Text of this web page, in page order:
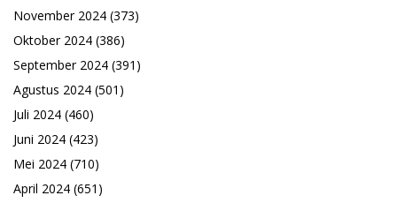
November 2024 (373)
Oktober 2024 (386)
September 2024 (391)
Agustus 2024 (501)
Juli 2024 (460)
Juni 2024 (423)
Mei 2024 (710)
April 2024 (651)